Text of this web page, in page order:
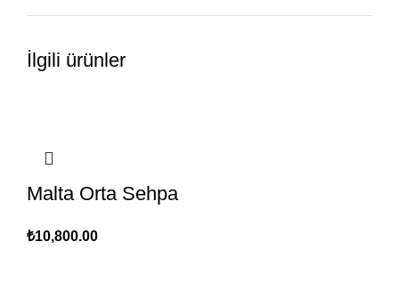
İlgili ürünler
Malta Orta Sehpa
₺10,800.00